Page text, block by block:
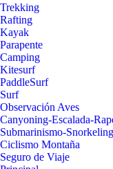
Trekking
Rafting
Kayak
Parapente
Camping
Kitesurf
PaddleSurf
Surf
Observación Aves
Canyoning-Escalada-
Submarinismo-Snorkeling
Ciclismo Montaña
Seguro de Viaje